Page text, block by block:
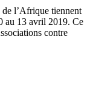
de l’Afrique tiennent
au 13 avril 2019. Ce
contre